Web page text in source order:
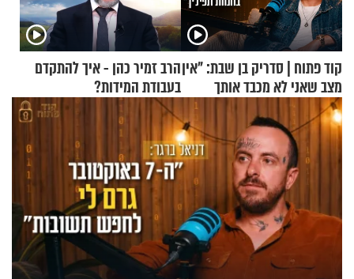
קוד פתוח | סדריק בן שבת: "אין
מצב שאני לא מכבד אותך
בבוקר בהנחת תפילין"
הרב זמיר כהן - איך להתקדם
בעבודת המידות?